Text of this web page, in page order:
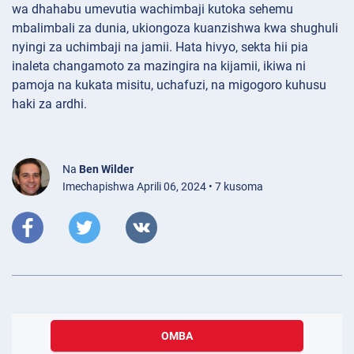
wa dhahabu umevutia wachimbaji kutoka sehemu
mbalimbali za dunia, ukiongoza kuanzishwa kwa shughuli
nyingi za uchimbaji na jamii. Hata hivyo, sekta hii pia
inaleta changamoto za mazingira na kijamii, ikiwa ni
pamoja na kukata misitu, uchafuzi, na migogoro kuhusu
haki za ardhi.
Na Ben Wilder
Imechapishwa Aprili 06, 2024 • 7 kusoma
OMBA